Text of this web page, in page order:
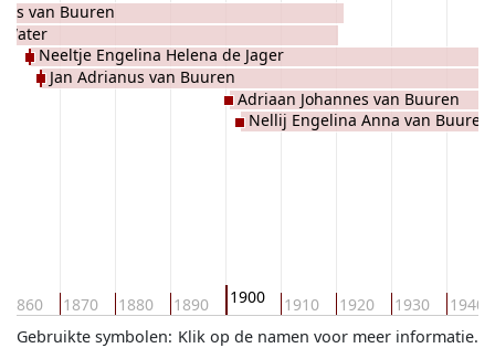
1860 1870 1880 1890 1900 1910 1920 1930 1940
van Buuren
Neeltje Engelina Helena de Jager
Jan Adrianus van Buuren
Adriaan Johannes van Buuren
Nellij Engelina Anna van Buuren
Klik op de namen voor meer informatie.
Gebruikte symbolen: